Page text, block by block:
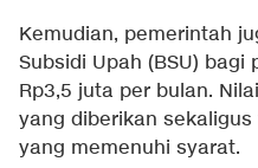
Kemudian, pemerintah
Subsidi Upah (BSU)
Rp3,5 juta per bulan.
yang diberikan
yang memenuhi syarat.